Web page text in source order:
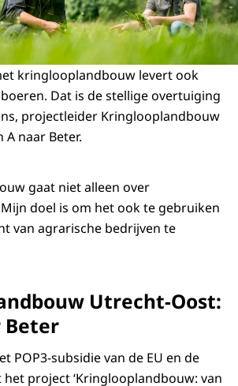
kringlooplandbouw levert ook
Dat is de stellige overtuiging
projectleider Kringlooplandbouw
naar Beter.
gaat niet alleen over
doel is om het ook te gebruiken
van agrarische bedrijven te
Utrecht-Oost:
Beter
POP3-subsidie van de EU en de
project ‘Kringlooplandbouw: van